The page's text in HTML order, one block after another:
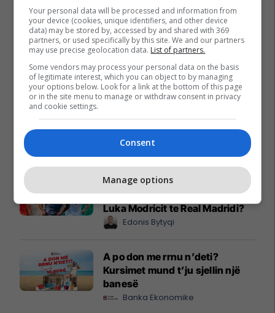
Reklamo këtu
Si Bernardo Silva mund ta
dëshmojë vetën si pasuesi i
Luka Modricit te Real Madridi?
Edonis Bytyqi
A po don me rrnu n’deti?
Kursimet mund t’ju sjellin një
banesë
Banka Ekonomike
Your personal data will be processed and information from
your device (cookies, unique identifiers, and other device
data) may be stored by, accessed by and shared with 369
partners, or used specifically by this site. We and our partners
may use precise geolocation data. List of partners.
Some vendors may process your personal data on the basis
of legitimate interest, which you can object to by managing
your options below. Look for a link at the bottom of this page
or in the site menu to manage or withdraw consent in privacy
and cookie settings.
Consent
Manage options